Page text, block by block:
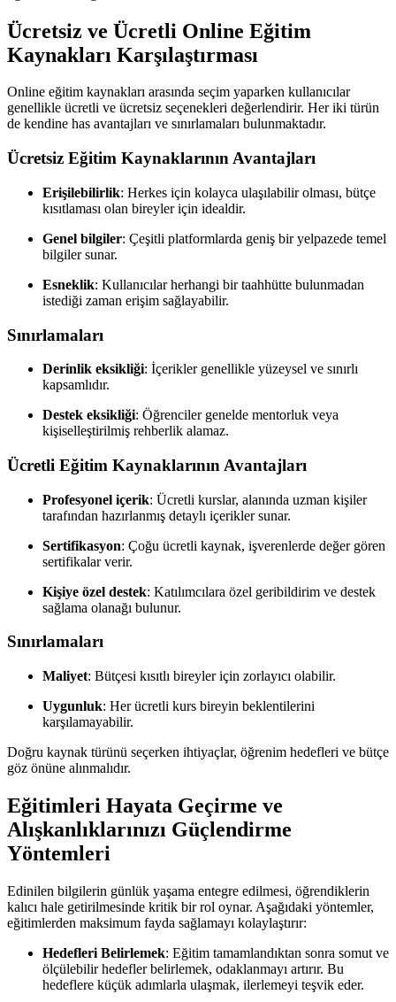
Ücretsiz ve Ücretli Online Eğitim
Kaynakları Karşılaştırması
Online eğitim kaynakları arasında seçim yaparken kullanıcılar
genellikle ücretli ve ücretsiz seçenekleri değerlendirir. Her iki türün
de kendine has avantajları ve sınırlamaları bulunmaktadır.
Ücretsiz Eğitim Kaynaklarının Avantajları
Erişilebilirlik: Herkes için kolayca ulaşılabilir olması, bütçe
kısıtlaması olan bireyler için idealdir.
Genel bilgiler: Çeşitli platformlarda geniş bir yelpazede temel
bilgiler sunar.
Esneklik: Kullanıcılar herhangi bir taahhütte bulunmadan
istediği zaman erişim sağlayabilir.
Sınırlamaları
Derinlik eksikliği: İçerikler genellikle yüzeysel ve sınırlı
kapsamlıdır.
Destek eksikliği: Öğrenciler genelde mentorluk veya
kişiselleştirilmiş rehberlik alamaz.
Ücretli Eğitim Kaynaklarının Avantajları
Profesyonel içerik: Ücretli kurslar, alanında uzman kişiler
tarafından hazırlanmış detaylı içerikler sunar.
Sertifikasyon: Çoğu ücretli kaynak, işverenlerde değer gören
sertifikalar verir.
Kişiye özel destek: Katılımcılara özel geribildirim ve destek
sağlama olanağı bulunur.
Sınırlamaları
Maliyet: Bütçesi kısıtlı bireyler için zorlayıcı olabilir.
Uygunluk: Her ücretli kurs bireyin beklentilerini
karşılamayabilir.
Doğru kaynak türünü seçerken ihtiyaçlar, öğrenim hedefleri ve bütçe
göz önüne alınmalıdır.
Eğitimleri Hayata Geçirme ve
Alışkanlıklarınızı Güçlendirme
Yöntemleri
Edinilen bilgilerin günlük yaşama entegre edilmesi, öğrendiklerin
kalıcı hale getirilmesinde kritik bir rol oynar. Aşağıdaki yöntemler,
eğitimlerden maksimum fayda sağlamayı kolaylaştırır:
Hedefleri Belirlemek: Eğitim tamamlandıktan sonra somut ve
ölçülebilir hedefler belirlemek, odaklanmayı artırır. Bu
hedeflere küçük adımlarla ulaşmak, ilerlemeyi teşvik eder.